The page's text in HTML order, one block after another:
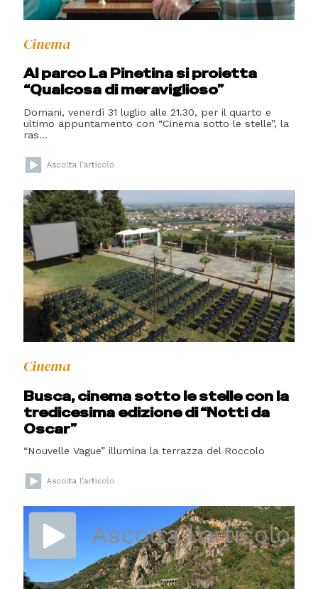
Cinema
Al parco La Pinetina si proietta
“Qualcosa di meraviglioso”
Domani, venerdì 31 luglio alle 21.30, per il quarto e
ultimo appuntamento con “Cinema sotto le stelle”, la
ras...
Cinema
Busca, cinema sotto le stelle con la
tredicesima edizione di “Notti da
Oscar”
“Nouvelle Vague” illumina la terrazza del Roccolo
Manifestazioni
Due proiezioni per la Giornata
Mondiale del Rifugiato